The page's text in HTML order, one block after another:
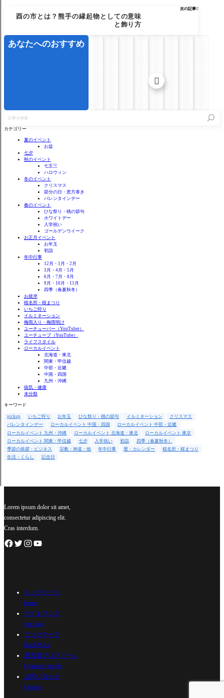
次の記事
酉の市とは？熊手の縁起物としての意味
と飾り方
を
検
カテゴリー
夏のイベント
お盆
七夕
秋のイベント
七五三
ハロウィン
冬のイベント
クリスマス
節分の日・恵方巻き
バレンタインデー
春のイベント
ひな祭り・桃の節句
ホワイトデー
入学祝い
ゴールデンウイーク
お正月イベント
お年玉
初詣
年中行事
12月・1月・2月
3月・4月・5月
6月・7月・8月
9月・10月・11月
四季（春夏秋冬）
お彼岸
桜名所・桜まつり
いちご狩り
イルミネーション
梅雨入り・梅雨明け
ユーチューバー（YouTuber）
ユーチューブ（YouTube）
ライフスタイル
ローカルイベント
北海道・東北
関東・甲信越
中部・近畿
中国・四国
九州・沖縄
病気・健康
未分類
キーワード
pickup いちご狩り お年玉 ひな祭り・桃の節句 イルミネーション
クリスマス
バレンタインデー
ローカルイベント 中国・四国
ローカルイベント 中部・近畿
ローカルイベント 九州・沖縄
ローカルイベント 北海道・東北
ローカルイベント 東京
ローカルイベント 関東・甲信越
七夕 入学祝い 初詣
四季（春夏秋冬）
季節の挨拶・ビジネス
宗教・神道・他 年中行事 暦・カレンダー
桜名所・桜まつり
生活・くらし
記念日
あなたへのおすすめ

Lorem ipsum dolor sit amet,
consectetur adipiscing elit.
Cras interdum.
トップページ
home
サイトマップ
site map
ブックマーク
BookMark
運営者プロフィール
Operator profile
お問い合わせ
Contact